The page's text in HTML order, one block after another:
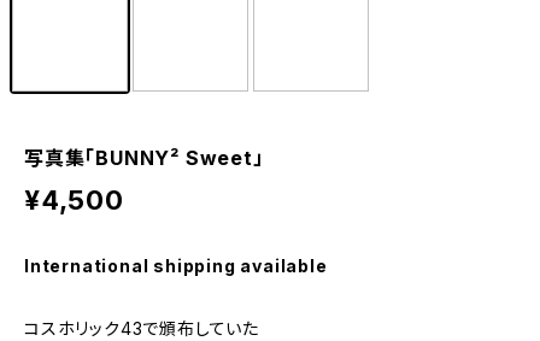
写真集「BUNNY² Sweet」
¥4,500
International shipping available
コスホリック43で頒布していた